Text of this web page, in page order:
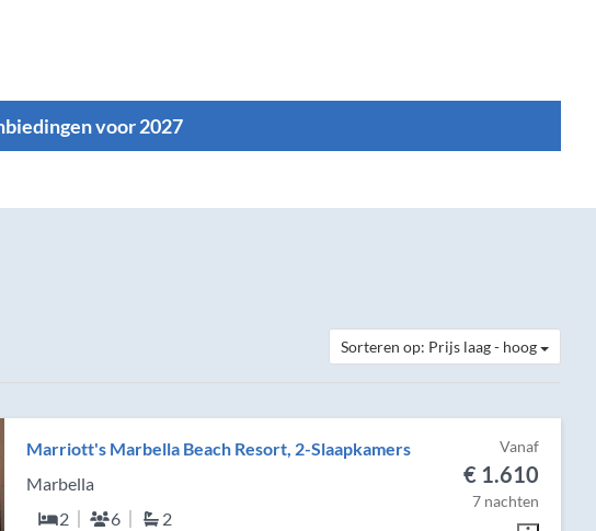
voor 2027
Sorteren op: Prijs laag - hoog
Vanaf
€ 1.610
7 nachten
Marriott's Marbella Beach Resort, 2-Slaapkamers
Marbella
2
6 2